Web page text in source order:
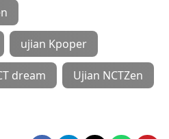
ujian Kpoper
dream Ujian NCTZen